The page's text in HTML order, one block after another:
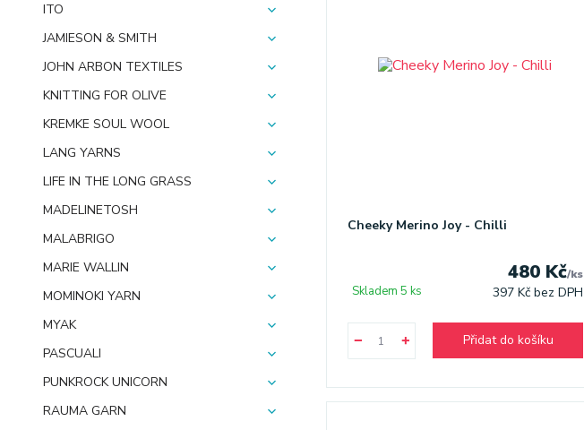
ITO
JAMIESON & SMITH
JOHN ARBON TEXTILES
KNITTING FOR OLIVE
KREMKE SOUL WOOL
LANG YARNS
LIFE IN THE LONG GRASS
MADELINETOSH
MALABRIGO
MARIE WALLIN
MOMINOKI YARN
MYAK
PASCUALI
PUNKROCK UNICORN
RAUMA GARN
Cheeky Merino Joy - Chilli
480 Kč/ks
397 Kčbez DPH
Skladem 5 ks
Přidat do košíku